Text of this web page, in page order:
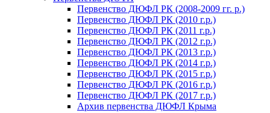
Первенство ДЮФЛ РК (2008-2009 гг. р.)
Первенство ДЮФЛ РК (2010 г.р.)
Первенство ДЮФЛ РК (2011 г.р.)
Первенство ДЮФЛ РК (2012 г.р.)
Первенство ДЮФЛ РК (2013 г.р.)
Первенство ДЮФЛ РК (2014 г.р.)
Первенство ДЮФЛ РК (2015 г.р.)
Первенство ДЮФЛ РК (2016 г.р.)
Первенство ДЮФЛ РК (2017 г.р.)
Архив первенства ДЮФЛ Крыма